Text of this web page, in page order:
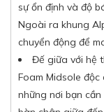
sự ổn định và độ
Ngoài ra khung
chuyển động để
Đế giữa với hệ
Foam Midsole
những nơi bạn